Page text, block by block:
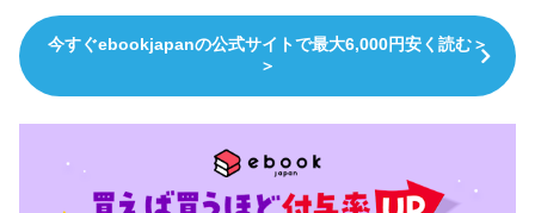
今すぐebookjapanの公式サイトで最大6,000円安く読む＞
＞